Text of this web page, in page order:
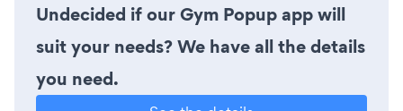
Undecided if our Gym Popup app will
suit your needs? We have all the details
you need.